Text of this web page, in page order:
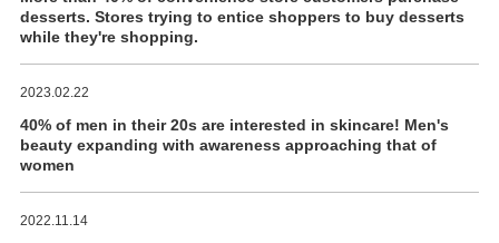
desserts. Stores trying to entice shoppers to buy desserts
while they're shopping.
2023.02.22
40% of men in their 20s are interested in skincare! Men's
beauty expanding with awareness approaching that of
women
2022.11.14